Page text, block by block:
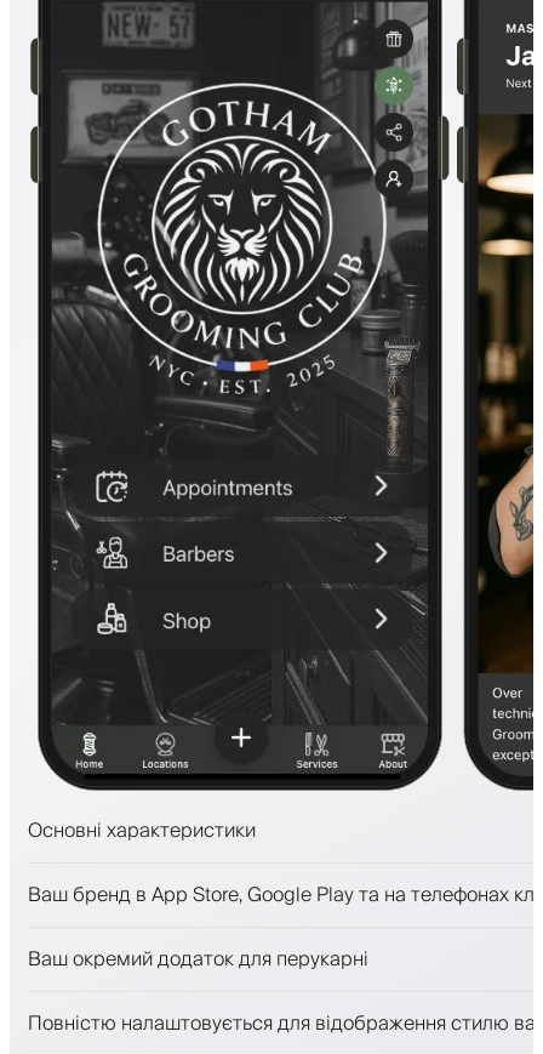
Основні характеристики
Платежі, застава
Залучайте клієнтів за допомогою програми
Ваш бренд в App Store, Google Play та на телефонах
Ваш окремий додаток для перукарні
Повністю налаштовується для відображення стилю